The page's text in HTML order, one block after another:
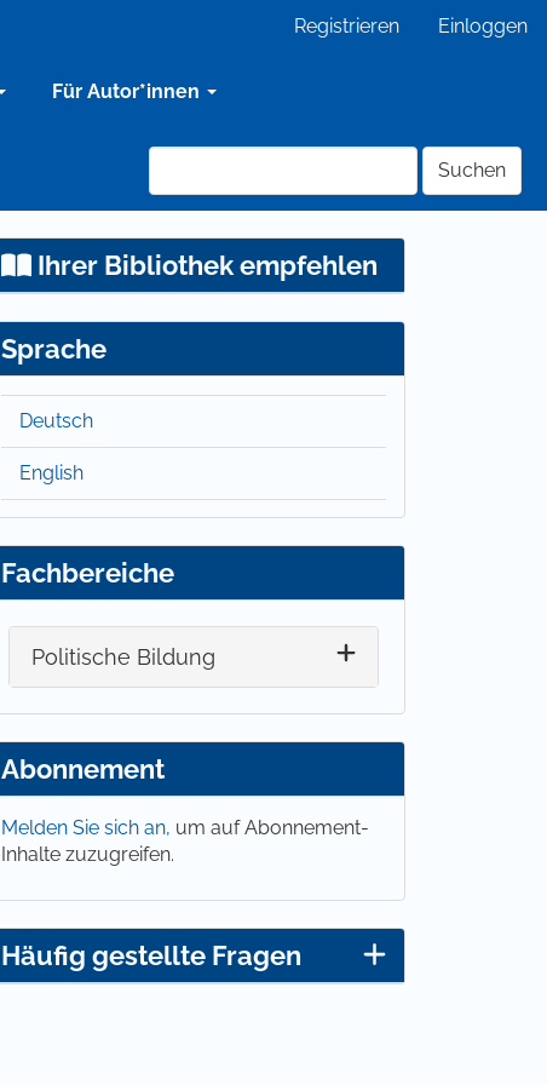
Registrieren Einloggen
Für Autor*innen
Suchen
Ihrer Bibliothek empfehlen
Sprache
Deutsch
English
Fachbereiche
Politische Bildung
Abonnement
Melden Sie sich an, um auf Abonnement-
Inhalte zuzugreifen.
Häufig gestellte Fragen